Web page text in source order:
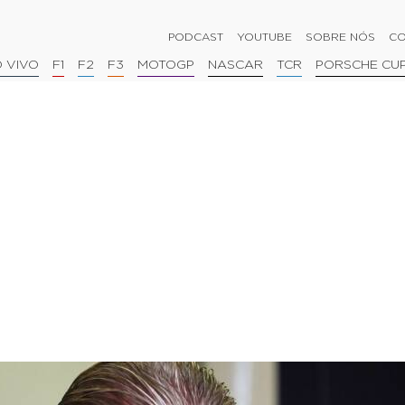
PODCAST YOUTUBE SOBRE NÓS
VIVO F1 F2 F3 MOTOGP NASCAR TCR PORSCHE